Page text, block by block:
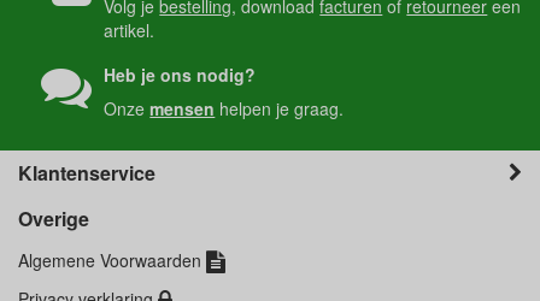
Volg jebestelling, downloadfacturen of retourneer een
artikel.
Heb je ons nodig?
Onzemensen helpen je graag.
Klantenservice
Overige
Algemene Voorwaarden